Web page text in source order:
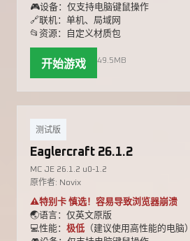
🎮设备：仅支持电脑键鼠操作
🔗联机：单机、局域网
📂资源：自定义材质包
开始游戏 49.5MB
测试版
Eaglercraft 26.1.2
MC JE 26.1.2 u0-1.2
原作者: Novix
⚠️特别卡 慎选！容易导致浏览器崩溃
🌏语言：仅英文原版
💻性能： 极低 （建议使用高性能的电脑）